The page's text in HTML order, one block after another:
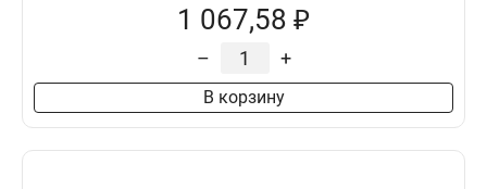
1 067,58 ₽
– +
В корзину